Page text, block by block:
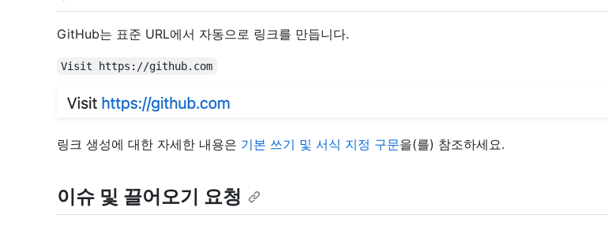
GitHub는 표준 URL에서 자동으로 링크를 만듭니다.
Visit https://github.com
링크 생성에 대한 자세한 내용은 기본 쓰기 및 서식 지정 구문을(를) 참조하세요.
이슈 및 끌어오기 요청